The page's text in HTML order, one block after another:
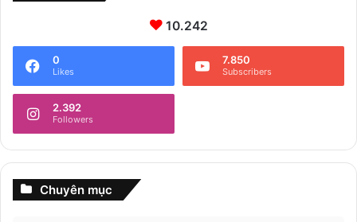
10.242
0
Likes
7.850
Subscribers
2.392
Followers
Chuyên mục